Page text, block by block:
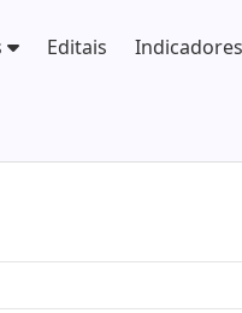
Editais Indicadores